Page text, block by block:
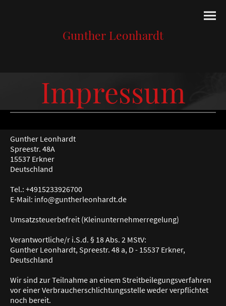
Gunther Leonhardt
Impressum
Gunther Leonhardt
Spreestr. 48A
15537 Erkner
Deutschland
Tel.: +4915233926700
E-Mail: info@guntherleonhardt.de
Umsatzsteuerbefreit (Kleinunternehmerregelung)
Verantwortliche/r i.S.d. § 18 Abs. 2 MStV:
Gunther Leonhardt, Spreestr. 48 a, D - 15537 Erkner,
Deutschland
Wir sind zur Teilnahme an einem Streitbeilegungsverfahren
vor einer Verbraucherschlichtungsstelle weder verpflichtet
noch bereit.